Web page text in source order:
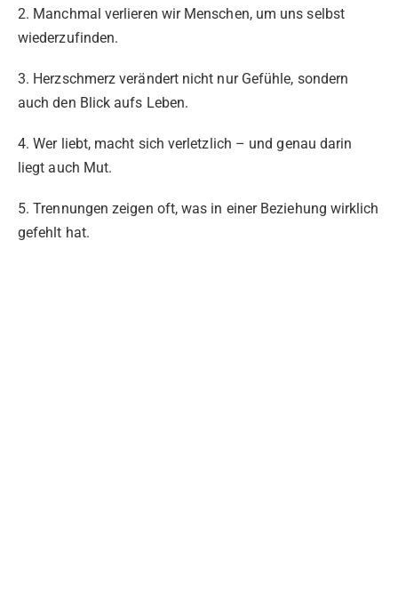
2. Manchmal verlieren wir Menschen, um uns selbst
wiederzufinden.
3. Herzschmerz verändert nicht nur Gefühle, sondern
auch den Blick aufs Leben.
4. Wer liebt, macht sich verletzlich – und genau darin
liegt auch Mut.
5. Trennungen zeigen oft, was in einer Beziehung wirklich
gefehlt hat.